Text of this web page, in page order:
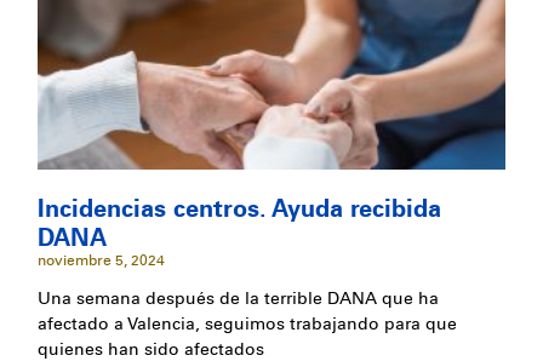
Incidencias centros. Ayuda recibida
DANA
noviembre 5, 2024
Una semana después de la terrible DANA que ha
afectado a Valencia, seguimos trabajando para que
quienes han sido afectados